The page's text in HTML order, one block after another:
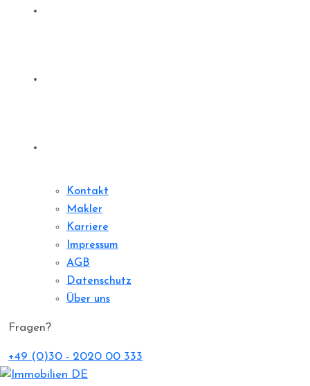
Kontakt
Makler
Karriere
Impressum
AGB
Datenschutz
Über uns
Fragen?
+49 (0)30 - 2020 00 333